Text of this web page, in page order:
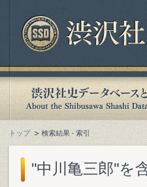
トップ 検索結果 - 索引
"中川亀三郎"を